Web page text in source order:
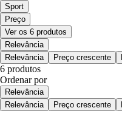
Sport
Preço
Ver os 6 produtos
Relevância
Relevância
Preço crescente
6 produtos
Ordenar por
Relevância
Relevância
Preço crescente